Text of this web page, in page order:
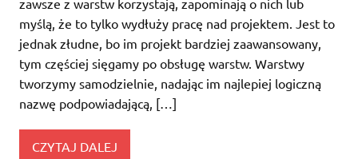
myślą, że to tylko wydłuży pracę nad projektem. Jest to
jednak złudne, bo im projekt bardziej zaawansowany,
tym częściej sięgamy po obsługę warstw. Warstwy
tworzymy samodzielnie, nadając im najlepiej logiczną
nazwę podpowiadającą, […]
CZYTAJ DALEJ